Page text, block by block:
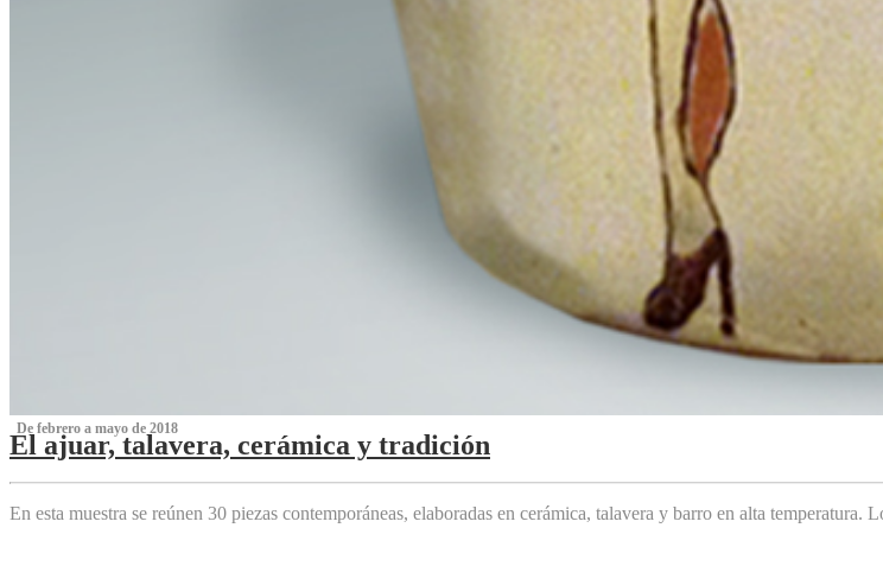
‌ De febrero a mayo de 2018
El ajuar, talavera, cerámica y tradición
‌
En esta muestra se reúnen 30 piezas contemporáneas, elaboradas en cerámica, talavera y barro en alta temperatura.